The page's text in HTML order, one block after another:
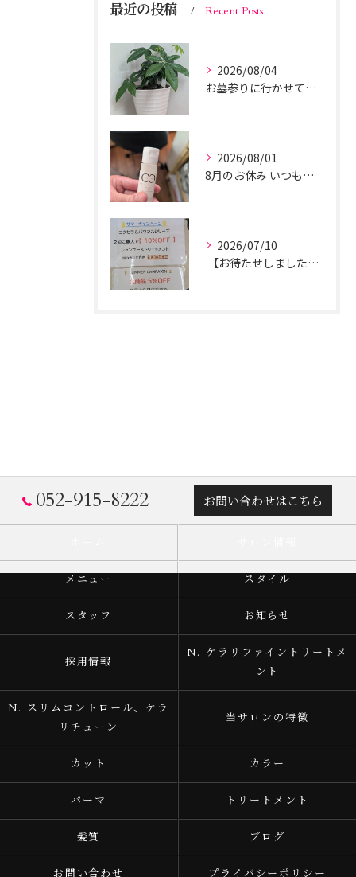
最近の投稿 Recent Posts
2026/08/04
お墓参りに行かせてください。8月14日（金）に予定しておりましたナイター営業ですが、 都合により18時閉店に変更させていただくこととなりました。
2026/08/01
8月のお休み ​いつもリリー美容室をご愛顧いただき、誠にありがとうございます。
2026/07/10
​ 【お待たせしました！年に一度のサマーセール開催のご案内】 ​
052-915-8222 お問い合わせはこちら
メニュー スタイル
スタッフ お知らせ
採用情報
N. ケラリファイントリートメ
ント
N. スリムコントロール、ケラ
リチューン
当サロンの特徴
カット カラー
パーマ トリートメント
髪質 ブログ
お問い合わせ プライバシーポリシー